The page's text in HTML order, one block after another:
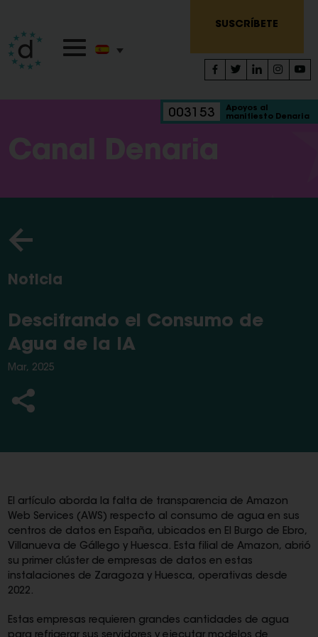
SUSCRÍBETE
003153
Apoyos al
manifiesto Denaria
Canal Denaria
Noticia
Descifrando el Consumo de
Agua de la IA
Mar, 2025
El artículo aborda la falta de transparencia de Amazon
Web Services (AWS) respecto al consumo de agua en sus
centros de datos en España, ubicados en El Burgo de Ebro,
Villanueva de Gállego y Huesca. Esta filial de Amazon, abrió
su primer clúster de empresas de datos en estas
instalaciones de Zaragoza y Huesca, operativas desde
2022.
Estas empresas requieren grandes cantidades de agua